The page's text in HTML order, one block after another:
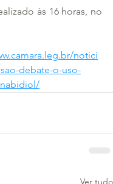
às 16 horas, no
notici
debate-o-uso-
Ver tudo